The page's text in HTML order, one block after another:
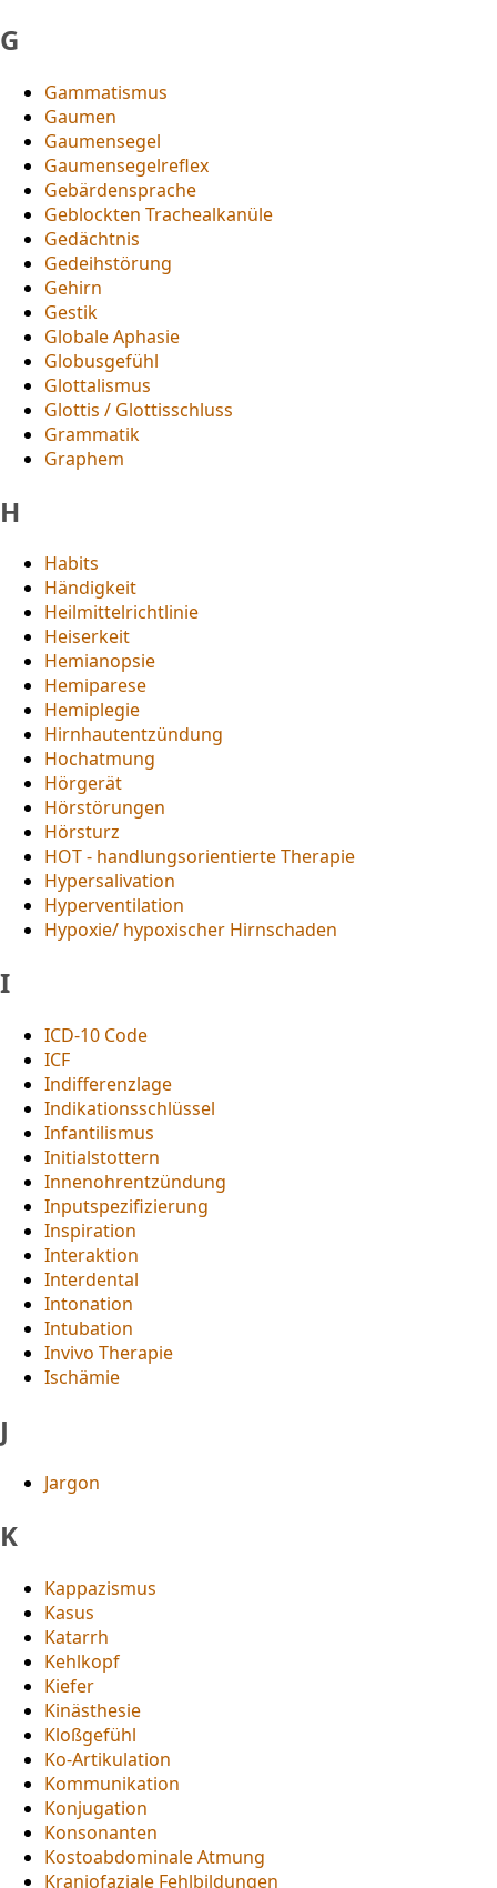
G
Gammatismus
Gaumen
Gaumensegel
Gaumensegelreflex
Gebärdensprache
Geblockten Trachealkanüle
Gedächtnis
Gedeihstörung
Gehirn
Gestik
Globale Aphasie
Globusgefühl
Glottalismus
Glottis / Glottisschluss
Grammatik
Graphem
H
Habits
Händigkeit
Heilmittelrichtlinie
Heiserkeit
Hemianopsie
Hemiparese
Hemiplegie
Hirnhautentzündung
Hochatmung
Hörgerät
Hörstörungen
Hörsturz
HOT - handlungsorientierte Therapie
Hypersalivation
Hyperventilation
Hypoxie/ hypoxischer Hirnschaden
I
ICD-10 Code
ICF
Indifferenzlage
Indikationsschlüssel
Infantilismus
Initialstottern
Innenohrentzündung
Inputspezifizierung
Inspiration
Interaktion
Interdental
Intonation
Intubation
Invivo Therapie
Ischämie
J
Jargon
K
Kappazismus
Kasus
Katarrh
Kehlkopf
Kiefer
Kinästhesie
Kloßgefühl
Ko-Artikulation
Kommunikation
Konjugation
Konsonanten
Kostoabdominale Atmung
Kraniofaziale Fehlbildungen